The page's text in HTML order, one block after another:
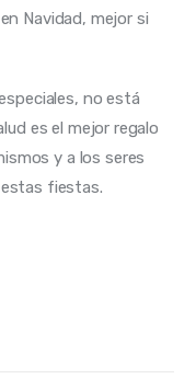
Navidad, mejor si
no está
es el mejor regalo
y a los seres
fiestas.